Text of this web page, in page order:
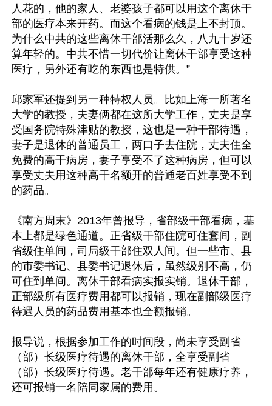
人花的，他的家人、老婆孩子都可以用这个离休干
部的医疗本来开药。而这个看病的钱是上不封顶。
为什么中共的这些离休干部活那么久，八九十岁还
算年轻的。中共不惜一切代价让离休干部享受这种
医疗，另外还有吃的东西也是特供。”
邱家军还提到另一种特权人员。比如上海一所著名
大学的教授，夫妻俩都在这所大学工作，丈夫是享
受国务院特殊津贴的教授，这也是一种干部待遇，
妻子是退休的普通员工，两口子去住院，丈夫住全
免费的高干病房，妻子享受不了这种病房，但可以
享受丈夫用这种高干名额开的普通老百姓享受不到
的药品。
《南方周末》2013年曾报导，省部级干部看病，基
本上都是绿色通道。正省级干部住院可住套间，副
省级住单间，司局级干部住双人间。但一些市、县
的市委书记、县委书记退休后，虽然级别不高，仍
可住到单间。离休干部看病实报实销。退休干部，
正部级所有医疗费用都可以报销，现在副部级医疗
待遇人员的药品费用基本也全额报销。
报导说，根据参加工作的时间段，尚未享受副省
（部）长级医疗待遇的离休干部，全享受副省
（部）长级医疗待遇。老干部每年还有健康疗养，
还可报销一名陪同家属的费用。